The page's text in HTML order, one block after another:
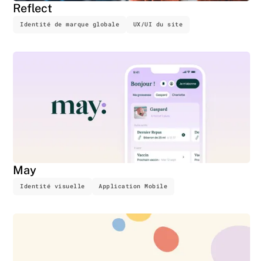
Reflect
Identité de marque globale UX/UI du site
May
Identité visuelle Application Mobile